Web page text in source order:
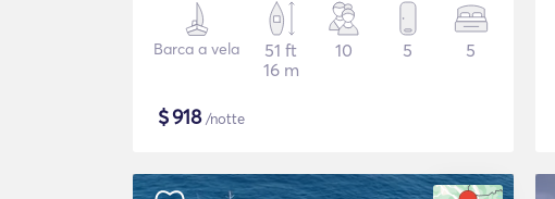
Barca a vela
51 ft
16 m
10 5 5
$918/notte